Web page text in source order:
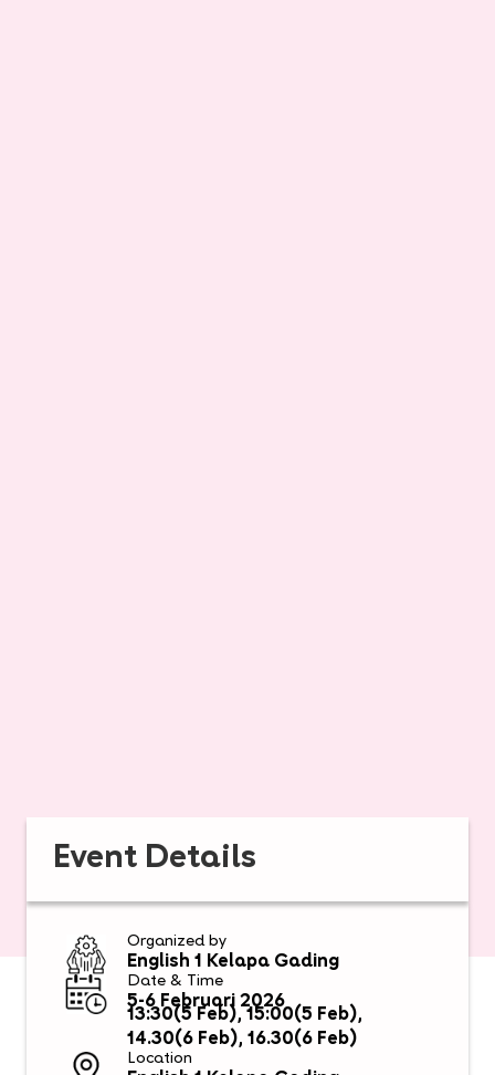
Event Details
Organized by
English 1 Kelapa Gading
Date & Time
5-6 Februari 2026
13:30(5 Feb), 15:00(5 Feb),
14.30(6 Feb), 16.30(6 Feb)
Location